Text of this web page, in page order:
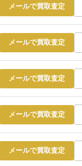
メールで買取査定
メールで買取査定
メールで買取査定
メールで買取査定
メールで買取査定